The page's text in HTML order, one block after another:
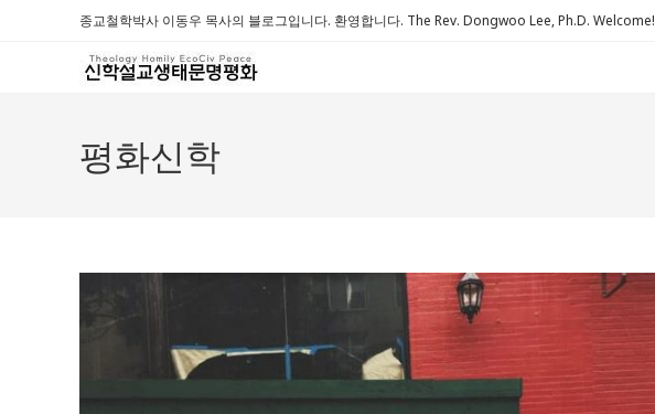
종교철학박사 이동우 목사의 블로그입니다. 환영합니다. The Rev. Dongwoo Lee, Ph.D. Welcome!
평화신학